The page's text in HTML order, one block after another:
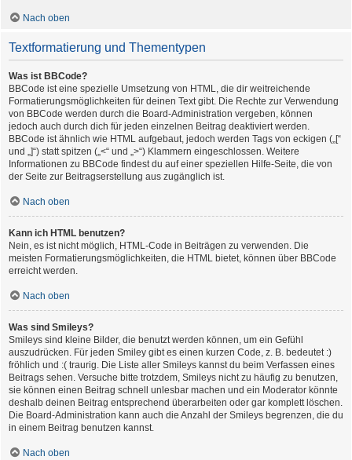
Nach oben
Textformatierung und Thementypen
Was ist BBCode?
BBCode ist eine spezielle Umsetzung von HTML, die dir weitreichende
Formatierungsmöglichkeiten für deinen Text gibt. Die Rechte zur Verwendung
von BBCode werden durch die Board-Administration vergeben, können
jedoch auch durch dich für jeden einzelnen Beitrag deaktiviert werden.
BBCode ist ähnlich wie HTML aufgebaut, jedoch werden Tags von eckigen („[“
und „]“) statt spitzen („<“ und „>“) Klammern eingeschlossen. Weitere
Informationen zu BBCode findest du auf einer speziellen Hilfe-Seite, die von
der Seite zur Beitragserstellung aus zugänglich ist.
Nach oben
Kann ich HTML benutzen?
Nein, es ist nicht möglich, HTML-Code in Beiträgen zu verwenden. Die
meisten Formatierungsmöglichkeiten, die HTML bietet, können über BBCode
erreicht werden.
Nach oben
Was sind Smileys?
Smileys sind kleine Bilder, die benutzt werden können, um ein Gefühl
auszudrücken. Für jeden Smiley gibt es einen kurzen Code, z. B. bedeutet :)
fröhlich und :( traurig. Die Liste aller Smileys kannst du beim Verfassen eines
Beitrags sehen. Versuche bitte trotzdem, Smileys nicht zu häufig zu benutzen,
sie können einen Beitrag schnell unlesbar machen und ein Moderator könnte
deshalb deinen Beitrag entsprechend überarbeiten oder gar komplett löschen.
Die Board-Administration kann auch die Anzahl der Smileys begrenzen, die du
in einem Beitrag benutzen kannst.
Nach oben